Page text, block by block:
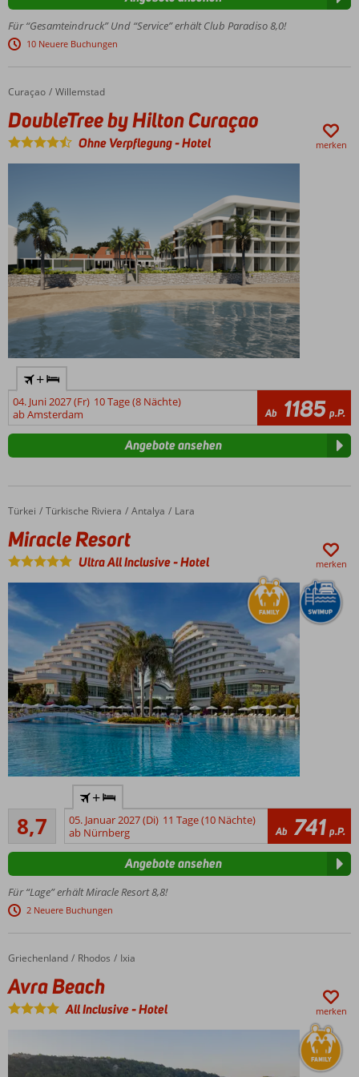
Jahren
ein
Splash-Pool &
Rutschpartien
auf den
Wasserrutschen
Familienzimmer
für bis zu 8
Personen!
Ultimativer
Service mit
Ultra All
Getränke
rund um
die Uhr
Für “Gesamteindruck” Und “Service” erhält Club Paradiso 8,0!
10 Neuere Buchungen
Home
Curaçao Willemstad
DoubleTree by Hilton Curaçao
DoubleTree by Hilton Curaçao
Ohne Verpflegung-Hotel merken
+
04. Juni 2027 (Fr) 10 Tage (8 Nächte)
ab Amsterdam
Ab 1185 p.P.
Angebote ansehen
Home
Türkei Türkische Riviera Antalya Lara
Miracle Resort
Miracle Resort
Ultra All Inclusive-Hotel merken
Beliebtes Hotel
der Luxusklasse
an der Lara-
Strandpromenade
Direkt am Sandstrand
Privatstrandabschnitt
Kulinarischer
À-la-carte-
Restaurants
für bis zu 6
Personen
Kino und
8,7
Empfohlen
744
Bewertungen
+
05. Januar 2027 (Di) 11 Tage (10 Nächte)
ab Nürnberg
Ab 741 p.P.
Für “Lage” erhält Miracle Resort 8,8!
2 Neuere Buchungen
Angebote ansehen
Home
Griechenland Rhodos Ixia
Avra Beach
Avra Beach
All Inclusive-Hotel merken